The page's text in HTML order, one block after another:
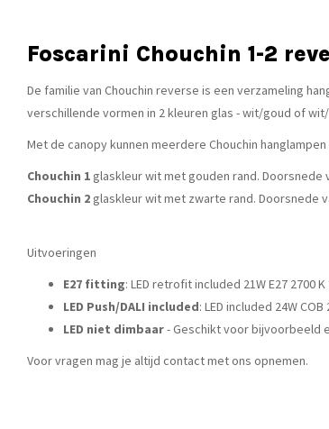
Foscarini Chouchin 1-2
De familie van Chouchin reverse is een verzameling
verschillende vormen in 2 kleuren glas - wit/goud of
Met de canopykunnen meerdere Chouchin
Chouchin 1 glaskleur wit met gouden rand.
Chouchin 2 glaskleur wit met zwarte rand. Doorsnede
Uitvoeringen
E27 fitting: LED retrofit included 21W E27 2700
LED Push/DALI included: LED included 24W
LED niet dimbaar- Geschikt voor bijvoorbeeld
Voor vragen mag je altijd contact met ons opnemen.